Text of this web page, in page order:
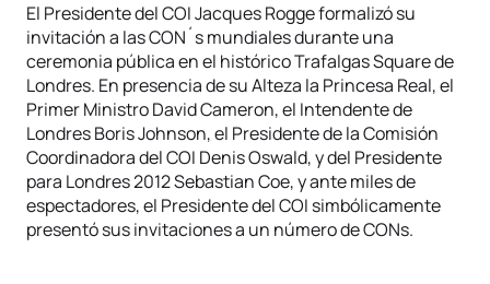
El Presidente del COI Jacques Rogge formalizó su
invitación a las CON´s mundiales durante una
ceremonia pública en el histórico Trafalgas Square de
Londres. En presencia de su Alteza la Princesa Real, el
Primer Ministro David Cameron, el Intendente de
Londres Boris Johnson, el Presidente de la Comisión
Coordinadora del COI Denis Oswald, y del Presidente
para Londres 2012 Sebastian Coe, y ante miles de
espectadores, el Presidente del COI simbólicamente
presentó sus invitaciones a un número de CONs.